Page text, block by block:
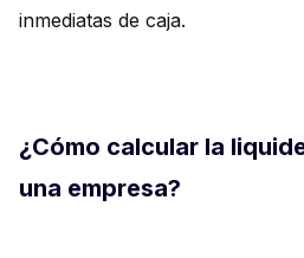
inmediatas de caja.
¿Cómo calcular la
una empresa?